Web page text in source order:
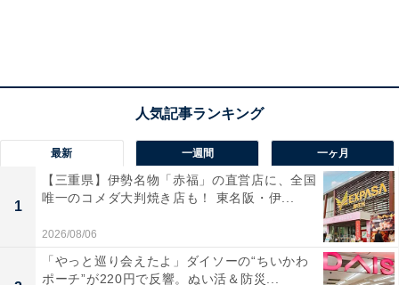
最新 一週間 一ヶ月
1
【三重県】伊勢名物「赤福」の直営店に、全国
唯一のコメダ大判焼き店も！ 東名阪・伊...
2026/08/06
「やっと巡り会えたよ」ダイソーの“ちいかわ
ポーチ”が220円で反響。ぬい活＆防災...